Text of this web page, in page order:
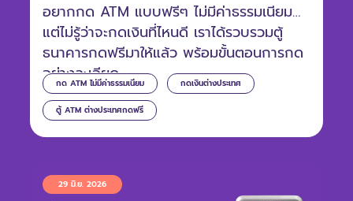
กด ATM ไม่มีค่าธรรมเนียม กดเงินต่างประเทศ
ตู้ ATM ต่างประเทศกดฟรี
อยากกด ATM แบบฟรีๆ ไม่มีค่าธรรมเนียม
แต่ไม่รู้ว่าจะกดเงินที่ไหนดี เราได้รวบรวมตู้
ธนาคารกดฟรีมาให้แล้ว พร้อมขั้นตอนการกด
อย่างละเอียด
29 มิ.ย. 2026